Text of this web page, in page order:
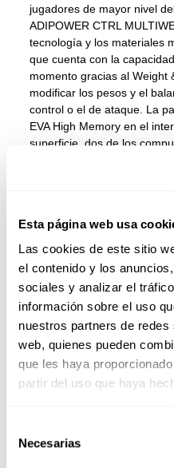
Esta página web usa
Las cookies de este sitio
el contenido y los
sociales y analizar el
información sobre el uso
nuestros partners de
web, quienes pueden
que les haya
partir del uso que haya
Necesarias
jugadores de mayor nivel
ADIPOWER CTRL
tecnología y los materiales
que cuenta con la
momento gracias al Weight
modificar los pesos y el
control o el de ataque. La
EVA High Memory en el
superficie, dos de los
Las tecnologías Dual
Ridge refuerzan esa
los agujeros Smart Holes